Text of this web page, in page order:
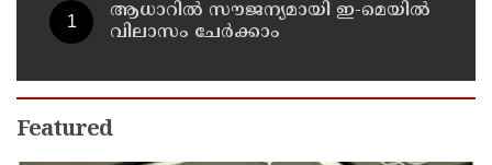
ആധാറിൽ സൗജന്യമായി ഇ-മെയിൽ
വിലാസം ചേർക്കാം
Featured